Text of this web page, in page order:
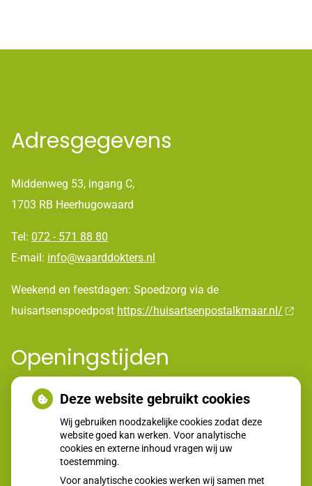
Adresgegevens
Middenweg 53, ingang C,
1703 RB Heerhugowaard
Tel: 072 - 571 88 80
E-mail: info@waarddokters.nl
Weekend en feestdagen: Spoedzorg via de
huisartsenspoedpost https://huisartsenpostalkmaar.nl/
Openingstijden
Maandag: 08:00tot
- 12:00
08:00tot
- 12:00
14:00tot
- 17:00
Woensdag:
Donderdag:
08:00tot
- 12:00
Deze website gebruikt cookies
Wij gebruiken noodzakelijke cookies zodat deze
website goed kan werken. Voor analytische
cookies en externe inhoud vragen wij uw
toestemming.
Voor analytische cookies werken wij samen met